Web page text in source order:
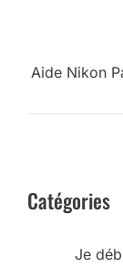
Aide Nikon
Catégories
Je